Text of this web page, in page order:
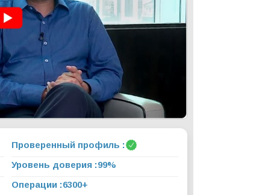
Проверенный профиль :
Уровень доверия :99%
Операции :6300+